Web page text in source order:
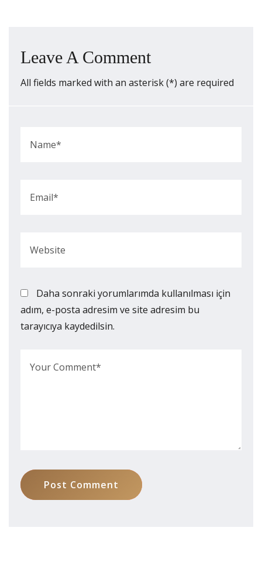
Leave A Comment
All fields marked with an asterisk (*) are required
Daha sonraki yorumlarımda kullanılması için
adım, e-posta adresim ve site adresim bu
tarayıcıya kaydedilsin.
Post Comment